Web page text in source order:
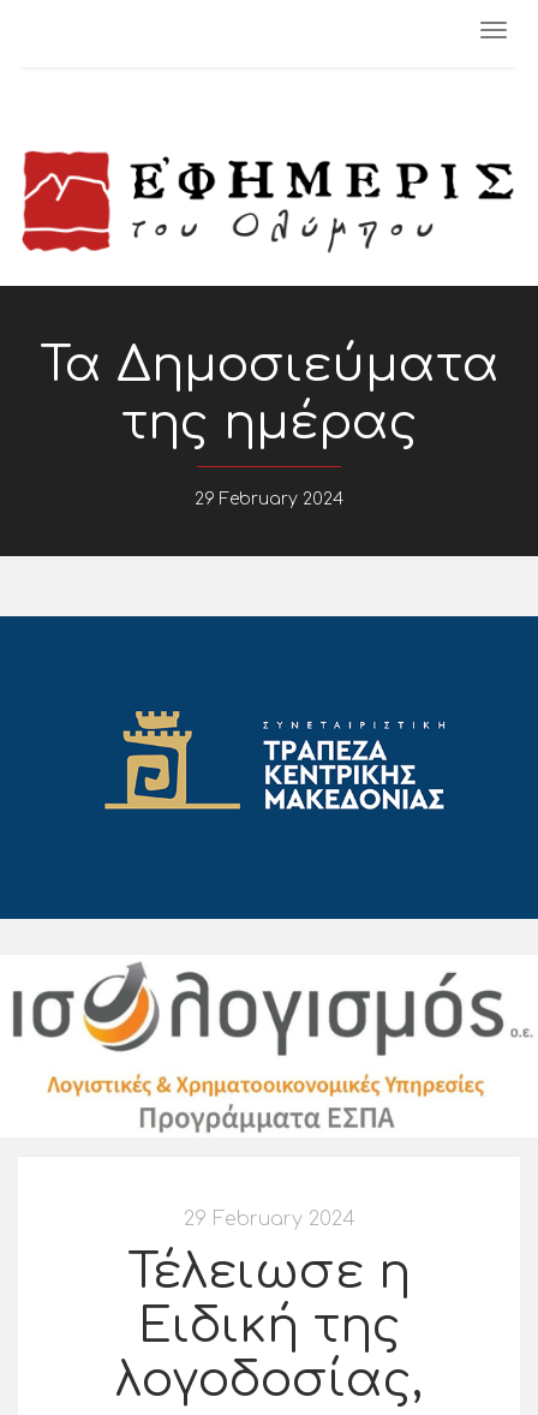
Τα Δημοσιεύματα
της ημέρας
29 February 2024
29 February 2024
Τέλειωσε η
Ειδική της
λογοδοσίας,